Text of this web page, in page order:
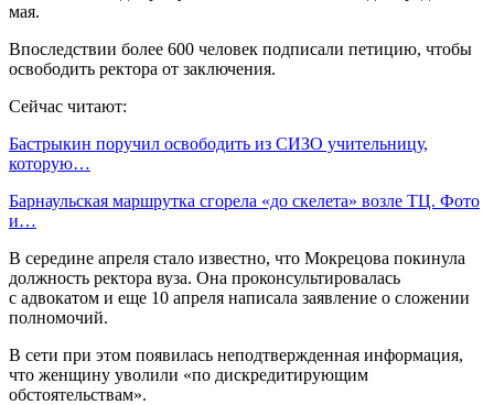
мая.
Впоследствии более 600 человек подписали петицию, чтобы
освободить ректора от заключения.
Сейчас читают:
Бастрыкин поручил освободить из СИЗО учительницу,
которую…
Барнаульская маршрутка сгорела «до скелета» возле ТЦ. Фото
и…
В середине апреля стало известно, что Мокрецова покинула
должность ректора вуза. Она проконсультировалась
с адвокатом и еще 10 апреля написала заявление о сложении
полномочий.
В сети при этом появилась неподтвержденная информация,
что женщину уволили «по дискредитирующим
обстоятельствам».